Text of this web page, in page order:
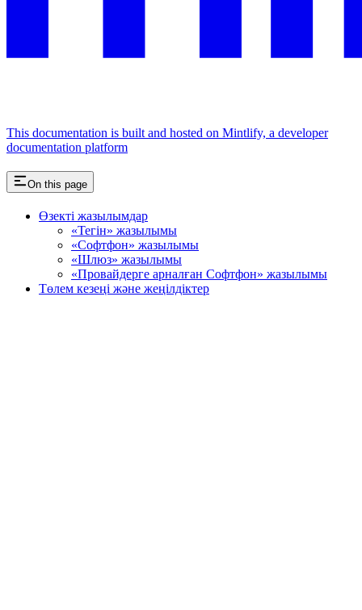
This documentation is built and hosted on Mintlify, a developer
documentation platform
On this page
Өзекті жазылымдар
«Тегін» жазылымы
«Софтфон» жазылымы
«Шлюз» жазылымы
«Провайдерге арналған Софтфон» жазылымы
Төлем кезеңі және жеңілдіктер